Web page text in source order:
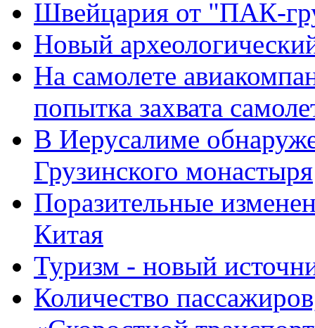
Швейцария от "ПАК-
Новый
На самолете
попытка захвата
В Иерусалиме
Грузинского монастыря
Поразительные
Китая
Туризм - новый
Количество